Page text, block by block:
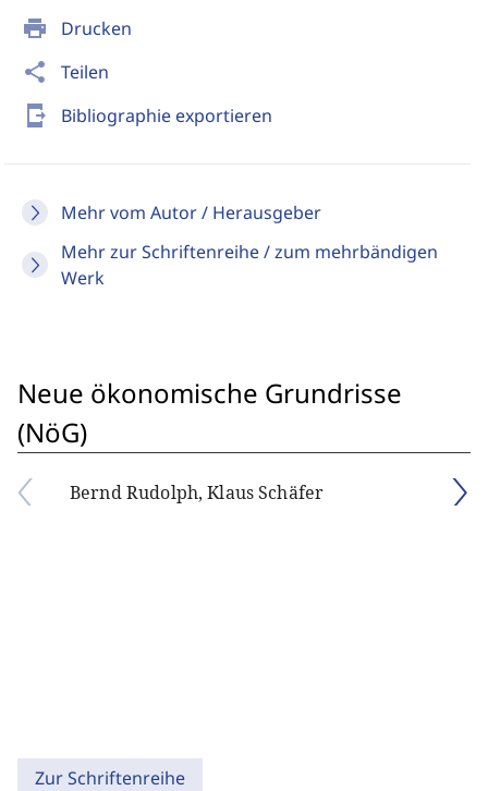
print Drucken
share Teilen
send_to_mobile Bibliographie exportieren
Mehr vom Autor / Herausgeber
Mehr zur Schriftenreihe / zum mehrbändigen
Werk
Neue ökonomische Grundrisse
(NöG)
Bernd Rudolph, Klaus Schäfer
Zur Schriftenreihe